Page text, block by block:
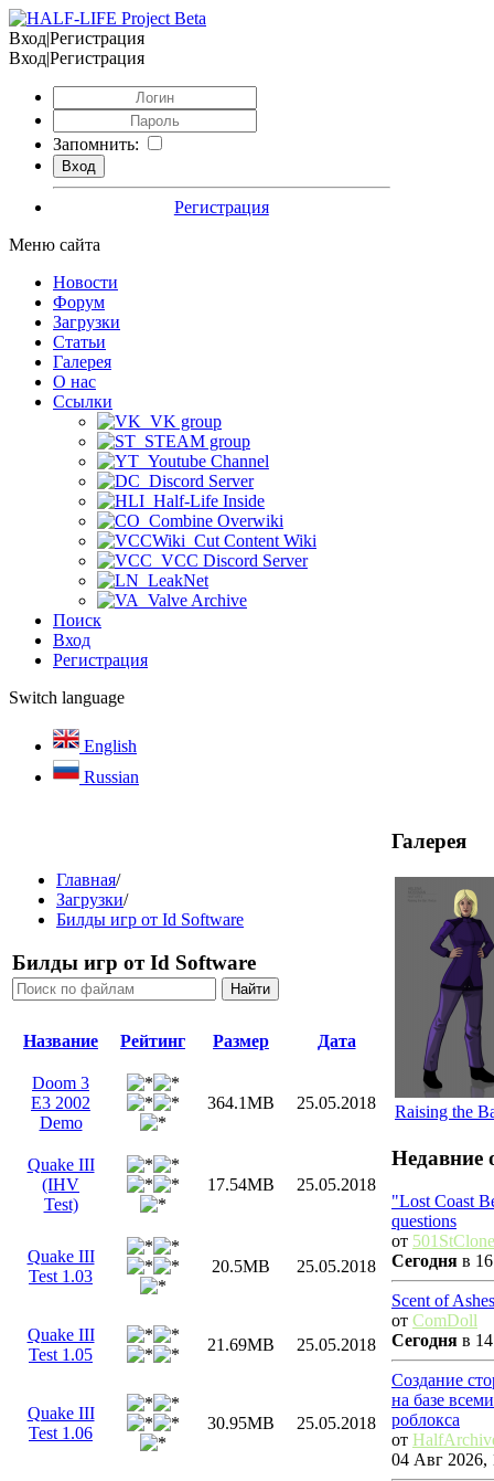
Вход|Регистрация
Вход|Регистрация
Запомнить:
Регистрация
Меню сайта
Новости
Форум
Загрузки
Статьи
Галерея
О нас
Ссылки
VK group
STEAM group
Youtube Channel
Discord Server
Half-Life Inside
Combine Overwiki
Cut Content Wiki
VCC Discord Server
LeakNet
Valve Archive
Поиск
Вход
Регистрация
Switch language
English
Russian
Главная/
Загрузки/
Билды игр от Id Software
Билды игр от Id Software
Название Рейтинг Размер Дата
Doom 3
E3 2002
Demo
364.1MB 25.05.2018
Quake III
(IHV
Test)
17.54MB 25.05.2018
Quake III
Test 1.03
20.5MB 25.05.2018
Quake III
Test 1.05
21.69MB 25.05.2018
Quake III
Test 1.06
30.95MB 25.05.2018
Галерея
Raising the
Недавние
"Lost Coast
questions
от
Сегодня в
Scent of Ashes
от ComDoll
Сегодня в
Создание
на базе
роблокса
от
04 Авг 2026,